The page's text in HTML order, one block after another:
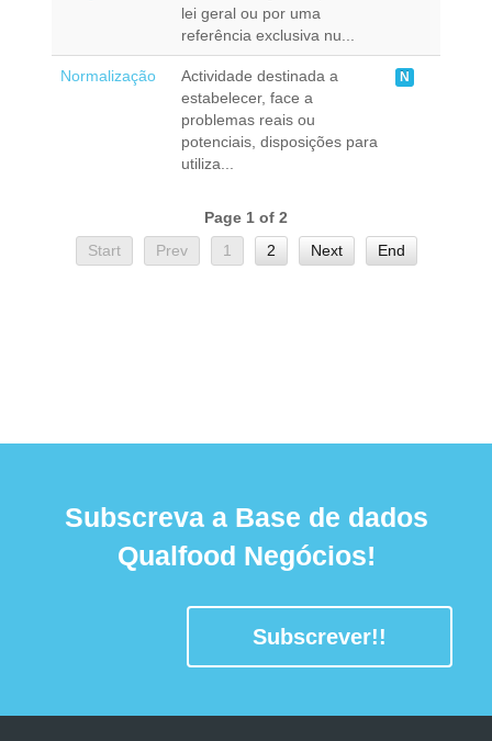
lei geral ou por uma
referência exclusiva nu...
Normalização
Actividade destinada a
estabelecer, face a
problemas reais ou
potenciais, disposições para
utiliza...
N
Page 1 of 2
Start
Prev 1 2 Next End
Subscreva a Base de dados
Qualfood Negócios!
Subscrever!!